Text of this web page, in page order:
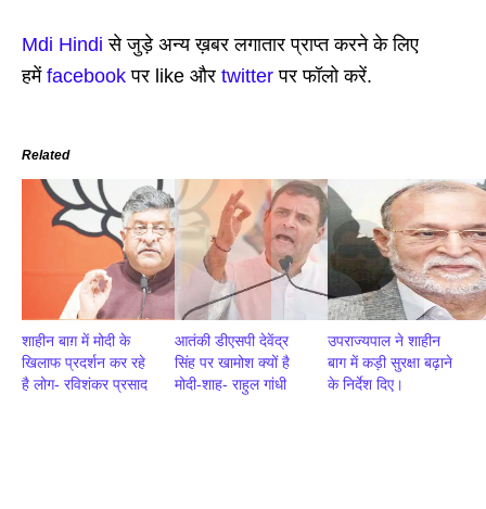
Mdi Hindi से जुड़े अन्य ख़बर लगातार प्राप्त करने के लिए
हमें facebook पर like और twitterपर फॉलो करें.
Related
शाहीन बाग़ में मोदी के
खिलाफ प्रदर्शन कर रहे
है लोग- रविशंकर प्रसाद
आतंकी डीएसपी देवेंद्र
सिंह पर खामोश क्यों है
मोदी-शाह- राहुल गांधी
उपराज्यपाल ने शाहीन
बाग में कड़ी सुरक्षा बढ़ाने
के निर्देश दिए।